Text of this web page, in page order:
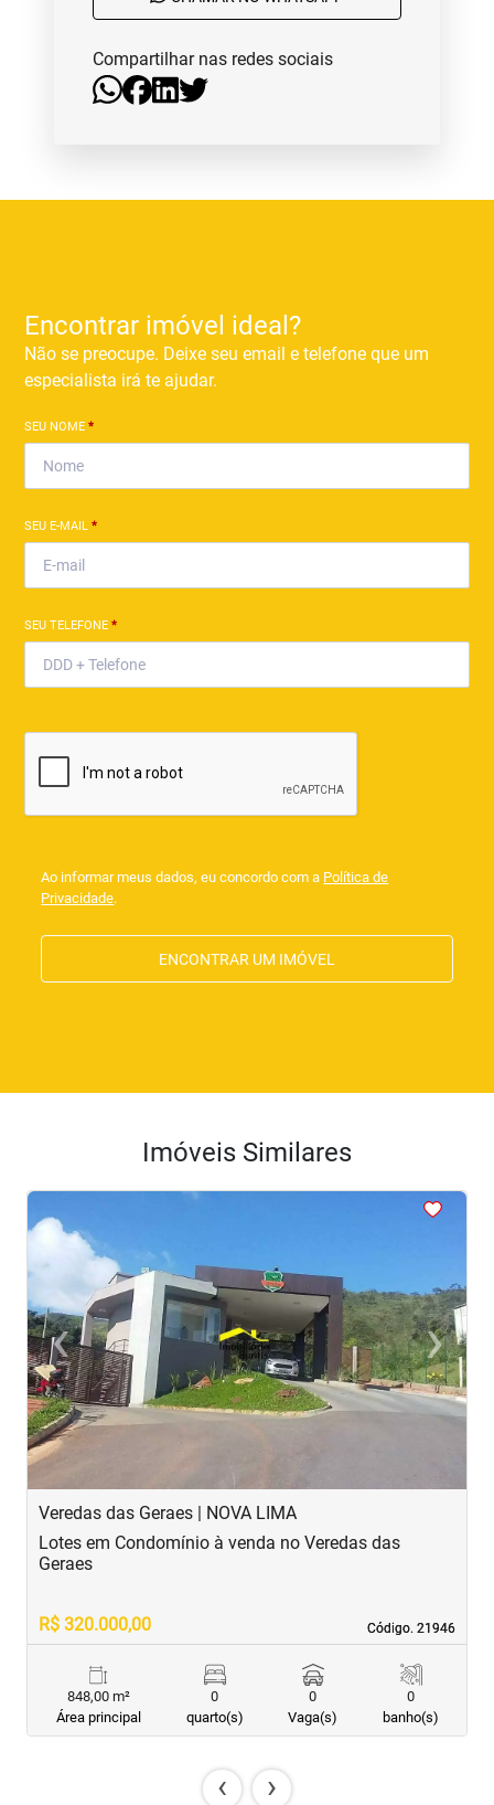
Compartilhar nas redes sociais
Encontrar imóvel ideal?
Não se preocupe. Deixe seu email e telefone que um
especialista irá te ajudar.
SEU NOME*
SEU E-MAIL*
SEU TELEFONE*
Ao informar meus dados, eu concordo com a Política de
Privacidade.
ENCONTRAR UM IMÓVEL
Imóveis Similares
‹Previous ›Next
Veredas das Geraes | NOVA LIMA
Código. 21946
Código. 21946
Lotes em Condomínio à venda no Veredas das
Geraes
R$ 320.000,00
848,00 m²
Área principal
0
quarto(s)
0
Vaga(s)
0
banho(s)
‹ ›